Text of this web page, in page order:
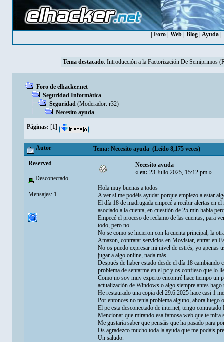
Foro| Web| Blog| Ayuda|
Tema destacado: Introducción a la Factorización De Semiprimos
Foro de elhacker.net
Seguridad Informática
Seguridad (Moderador: r32)
Necesito ayuda
Páginas: [1]
Autor Tema: Necesito ayuda (Leído 8,175 veces)
Reserved
Desconectado
Mensajes: 1
Necesito ayuda
«en:23 Julio 2025, 15:12 pm »
Hola muy buenas a todos
A ver si me podéis ayudar porque empiezo a estar
El día 18 de madrugada empecé a recibir alertas en
asociado a la cuenta, en cuestión de 25 min había
Empecé el proceso de reclamo de las cuentas, para
todo, pero no.
No se como se hicieron con la cuenta principal, la
Amazon, contratar servicios en Movistar, entrar en
No os puedo expresar mi nivel de estrés, yo apenas
jugar a algo online, nada más.
Después de haber estado desde el día 18 cambiando
problema de sentarme en el pc y os confieso que lo
Como no soy muy experto encontré hace tiempo un
actualización de Windows o algo siempre antes
He restaurado una copia del 29.6.2025 hace casi 1
Por entonces no tenia problema alguno, ahora luego
El pc esta desconectado de internet, tengo
Mencionar que mirando esa famosa web que te mira
Me gustaría saber que pensáis que ha pasado para
Os agradezco mucho toda la ayuda que me podáis
Un saludo.